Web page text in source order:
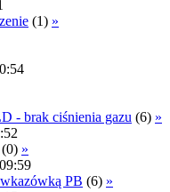
(1) »
- brak ciśnienia gazu (6) »
(0) »
PB (6) »